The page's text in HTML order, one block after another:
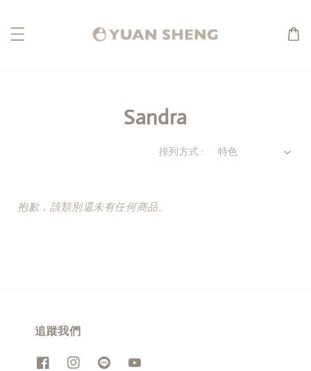
Sandra
排列方式 :
抱歉，該類別還未有任何商品。
追蹤我們